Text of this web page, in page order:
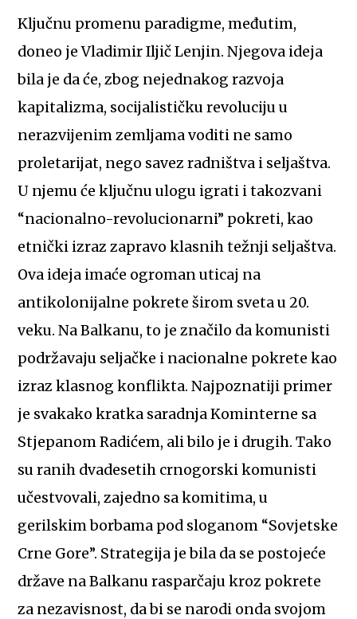
Ključnu promenu paradigme, međutim,
doneo je Vladimir Iljič Lenjin. Njegova ideja
bila je da će, zbog nejednakog razvoja
kapitalizma, socijalističku revoluciju u
nerazvijenim zemljama voditi ne samo
proletarijat, nego savez radništva i seljaštva.
U njemu će ključnu ulogu igrati i takozvani
“nacionalno-revolucionarni” pokreti, kao
etnički izraz zapravo klasnih težnji seljaštva.
Ova ideja imaće ogroman uticaj na
antikolonijalne pokrete širom sveta u 20.
veku. Na Balkanu, to je značilo da komunisti
podržavaju seljačke i nacionalne pokrete kao
izraz klasnog konflikta. Najpoznatiji primer
je svakako kratka saradnja Kominterne sa
Stjepanom Radićem, ali bilo je i drugih. Tako
su ranih dvadesetih crnogorski komunisti
učestvovali, zajedno sa komitima, u
gerilskim borbama pod sloganom “Sovjetske
Crne Gore”. Strategija je bila da se postojeće
države na Balkanu rasparčaju kroz pokrete
za nezavisnost, da bi se narodi onda svojom